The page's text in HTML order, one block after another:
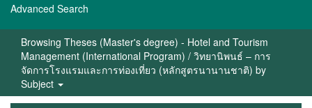
Advanced Search
Browsing Theses (Master's degree) - Hotel and Tourism
Management (International Program) / วิทยานิพนธ์ – การ
จัดการโรงแรมและการท่องเที่ยว (หลักสูตรนานานชาติ) by
Subject